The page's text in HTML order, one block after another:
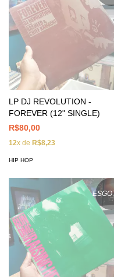
LP DJ REVOLUTION -
FOREVER (12" SINGLE)
R$80,00
12x de R$8,23
HIP HOP